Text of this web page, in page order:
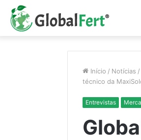
Início / Notícias /
técnico da
Entrevistas